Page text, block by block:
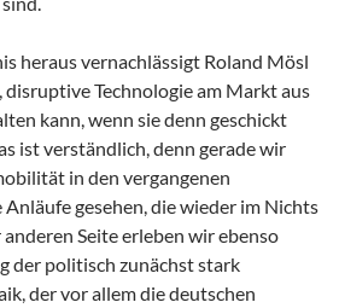
heraus vernachlässigt Roland Mösl
disruptive Technologie am Markt aus
kann, wenn sie denn geschickt
ist verständlich, denn gerade wir
in den vergangenen
gesehen, die wieder im Nichts
Seite erleben wir ebenso
der politisch zunächst stark
der vor allem die deutschen